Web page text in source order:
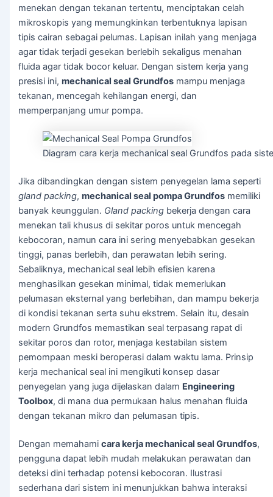
menekan dengan tekanan tertentu, menciptakan celah
mikroskopis yang memungkinkan terbentuknya lapisan
tipis cairan sebagai pelumas. Lapisan inilah yang menjaga
agar tidak terjadi gesekan berlebih sekaligus menahan
fluida agar tidak bocor keluar. Dengan sistem kerja yang
presisi ini,mechanical seal Grundfos mampu menjaga
tekanan, mencegah kehilangan energi, dan
memperpanjang umur pompa.
Diagram cara kerja mechanical seal Grundfos pada
Jika dibandingkan dengan sistem penyegelan lama seperti
gland packing,mechanical seal pompa Grundfos memiliki
banyak keunggulan. Gland packing bekerja dengan cara
menekan tali khusus di sekitar poros untuk mencegah
kebocoran, namun cara ini sering menyebabkan gesekan
tinggi, panas berlebih, dan perawatan lebih sering.
Sebaliknya, mechanical seal lebih efisien karena
menghasilkan gesekan minimal, tidak memerlukan
pelumasan eksternal yang berlebihan, dan mampu bekerja
di kondisi tekanan serta suhu ekstrem. Selain itu, desain
modern Grundfos memastikan seal terpasang rapat di
sekitar poros dan rotor, menjaga kestabilan sistem
pemompaan meski beroperasi dalam waktu lama. Prinsip
kerja mechanical seal ini mengikuti konsep dasar
penyegelan yang juga dijelaskan dalam Engineering
Toolbox, di mana dua permukaan halus menahan fluida
dengan tekanan mikro dan pelumasan tipis.
Dengan memahamicara kerja mechanical seal Grundfos,
pengguna dapat lebih mudah melakukan perawatan dan
deteksi dini terhadap potensi kebocoran. Ilustrasi
sederhana dari sistem ini menunjukkan bahwa interaksi